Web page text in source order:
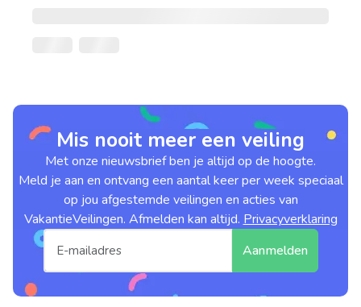
Mis nooit meer een veiling
Met onze nieuwsbrief ben je altijd op de hoogte.
Meld je aan en ontvang een aantal keer per week speciaal
op jou afgestemde veilingen en acties van
VakantieVeilingen. Afmelden kan altijd. Privacyverklaring
Aanmelden